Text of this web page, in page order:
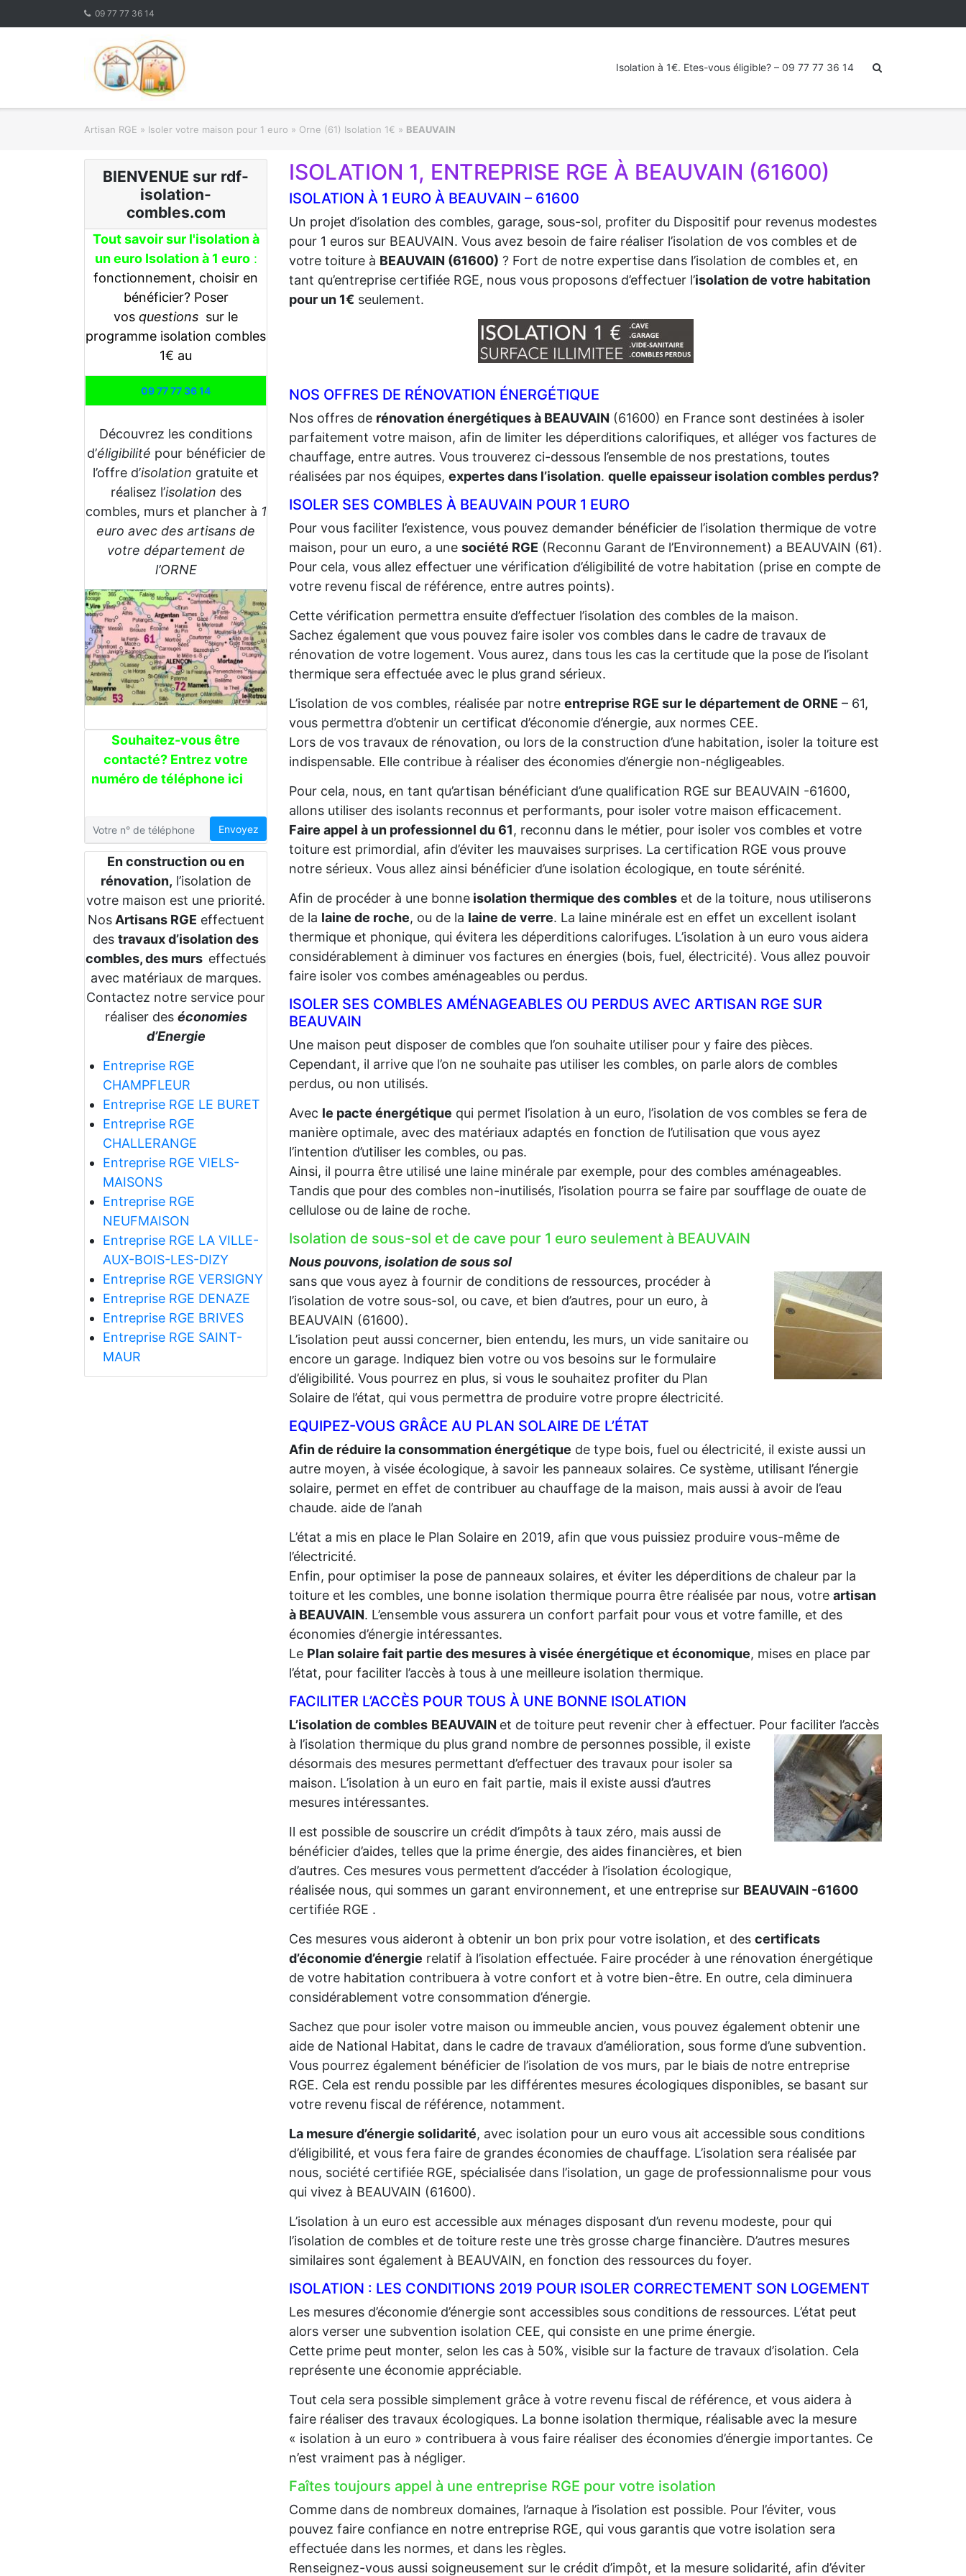
09 77 77 36 14
Isolation à 1€. Etes-vous éligible? – 09 77 77 36 14
Artisan RGE » Isoler votre maison pour 1 euro » Orne (61) Isolation 1€ » BEAUVAIN
BIENVENUE sur rdf-
isolation-
combles.com
Tout savoir sur l'isolation à
un euro Isolation à 1 euro:
fonctionnement, choisir en
bénéficier? Poser
vos questions sur le
programme isolation combles
1€ au
09 77 77 36 14
Découvrez les conditions
d’éligibilité pour bénéficier de
l’offre d’isolation gratuite et
réalisez l’isolation des
combles, murs et plancher à 1
euro avec des artisans de
votre département de
l’ORNE
Souhaitez-vous être
contacté? Entrez votre
numéro de téléphone ici
Envoyez
En construction ou en
rénovation, l’isolation de
votre maison est une priorité.
NosArtisans RGE effectuent
des travaux d’isolation des
combles, des murs effectués
avec matériaux de marques.
Contactez notre service pour
réaliser des économies
d’Energie
Entreprise RGE
CHAMPFLEUR
Entreprise RGE LE BURET
Entreprise RGE
CHALLERANGE
Entreprise RGE VIELS-
MAISONS
Entreprise RGE
NEUFMAISON
Entreprise RGE LA VILLE-
AUX-BOIS-LES-DIZY
Entreprise RGE VERSIGNY
Entreprise RGE DENAZE
Entreprise RGE BRIVES
Entreprise RGE SAINT-
MAUR
ISOLATION 1, ENTREPRISE RGE À BEAUVAIN (61600)
ISOLATION À 1 EURO À BEAUVAIN – 61600
Un projet d’isolation des combles, garage, sous-sol, profiter du Dispositif pour revenus modestes
pour 1 euros sur BEAUVAIN. Vous avez besoin de faire réaliser l’isolation de vos combles et de
votre toiture à BEAUVAIN (61600) ? Fort de notre expertise dans l’isolation de combles et, en
tant qu’entreprise certifiée RGE, nous vous proposons d’effectuer l’isolation de votre habitation
pour un 1€ seulement.
NOS OFFRES DE RÉNOVATION ÉNERGÉTIQUE
Nos offres de rénovation énergétiques à BEAUVAIN (61600) en France sont destinées à isoler
parfaitement votre maison, afin de limiter les déperditions calorifiques, et alléger vos factures de
chauffage, entre autres. Vous trouverez ci-dessous l’ensemble de nos prestations, toutes
réalisées par nos équipes, expertes dans l’isolation. quelle epaisseur isolation combles perdus?
ISOLER SES COMBLES À BEAUVAIN POUR 1 EURO
Pour vous faciliter l’existence, vous pouvez demander bénéficier de l’isolation thermique de votre
maison, pour un euro, a une société RGE (Reconnu Garant de l’Environnement) a BEAUVAIN (61).
Pour cela, vous allez effectuer une vérification d’éligibilité de votre habitation (prise en compte de
votre revenu fiscal de référence, entre autres points).
Cette vérification permettra ensuite d’effectuer l’isolation des combles de la maison.
Sachez également que vous pouvez faire isoler vos combles dans le cadre de travaux de
rénovation de votre logement. Vous aurez, dans tous les cas la certitude que la pose de l’isolant
thermique sera effectuée avec le plus grand sérieux.
L’isolation de vos combles, réalisée par notre entreprise RGE sur le département de ORNE – 61,
vous permettra d’obtenir un certificat d’économie d’énergie, aux normes CEE.
Lors de vos travaux de rénovation, ou lors de la construction d’une habitation, isoler la toiture est
indispensable. Elle contribue à réaliser des économies d’énergie non-négligeables.
Pour cela, nous, en tant qu’artisan bénéficiant d’une qualification RGE sur BEAUVAIN -61600,
allons utiliser des isolants reconnus et performants, pour isoler votre maison efficacement.
Faire appel à un professionnel du 61, reconnu dans le métier, pour isoler vos combles et votre
toiture est primordial, afin d’éviter les mauvaises surprises. La certification RGE vous prouve
notre sérieux. Vous allez ainsi bénéficier d’une isolation écologique, en toute sérénité.
Afin de procéder à une bonne isolation thermique des combles et de la toiture, nous utiliserons
de la laine de roche, ou de la laine de verre. La laine minérale est en effet un excellent isolant
thermique et phonique, qui évitera les déperditions calorifuges. L’isolation à un euro vous aidera
considérablement à diminuer vos factures en énergies (bois, fuel, électricité). Vous allez pouvoir
faire isoler vos combes aménageables ou perdus.
ISOLER SES COMBLES AMÉNAGEABLES OU PERDUS AVEC ARTISAN RGE SUR
BEAUVAIN
Une maison peut disposer de combles que l’on souhaite utiliser pour y faire des pièces.
Cependant, il arrive que l’on ne souhaite pas utiliser les combles, on parle alors de combles
perdus, ou non utilisés.
Avec le pacte énergétique qui permet l’isolation à un euro, l’isolation de vos combles se fera de
manière optimale, avec des matériaux adaptés en fonction de l’utilisation que vous ayez
l’intention d’utiliser les combles, ou pas.
Ainsi, il pourra être utilisé une laine minérale par exemple, pour des combles aménageables.
Tandis que pour des combles non-inutilisés, l’isolation pourra se faire par soufflage de ouate de
cellulose ou de laine de roche.
Isolation de sous-sol et de cave pour 1 euro seulement à BEAUVAIN
Nous pouvons, isolation de sous sol
sans que vous ayez à fournir de conditions de ressources, procéder à
l’isolation de votre sous-sol, ou cave, et bien d’autres, pour un euro, à
BEAUVAIN (61600).
L’isolation peut aussi concerner, bien entendu, les murs, un vide sanitaire ou
encore un garage. Indiquez bien votre ou vos besoins sur le formulaire
d’éligibilité. Vous pourrez en plus, si vous le souhaitez profiter du Plan
Solaire de l’état, qui vous permettra de produire votre propre électricité.
EQUIPEZ-VOUS GRÂCE AU PLAN SOLAIRE DE L’ÉTAT
Afin de réduire la consommation énergétique de type bois, fuel ou électricité, il existe aussi un
autre moyen, à visée écologique, à savoir les panneaux solaires. Ce système, utilisant l’énergie
solaire, permet en effet de contribuer au chauffage de la maison, mais aussi à avoir de l’eau
chaude. aide de l’anah
L’état a mis en place le Plan Solaire en 2019, afin que vous puissiez produire vous-même de
l’électricité.
Enfin, pour optimiser la pose de panneaux solaires, et éviter les déperditions de chaleur par la
toiture et les combles, une bonne isolation thermique pourra être réalisée par nous, votre artisan
à BEAUVAIN. L’ensemble vous assurera un confort parfait pour vous et votre famille, et des
économies d’énergie intéressantes.
Le Plan solaire fait partie des mesures à visée énergétique et économique, mises en place par
l’état, pour faciliter l’accès à tous à une meilleure isolation thermique.
FACILITER L’ACCÈS POUR TOUS À UNE BONNE ISOLATION
L’isolation de combles BEAUVAIN et de toiture peut revenir cher à effectuer. Pour faciliter l’accès
à l’isolation thermique du plus grand nombre de personnes possible, il existe
désormais des mesures permettant d’effectuer des travaux pour isoler sa
maison. L’isolation à un euro en fait partie, mais il existe aussi d’autres
mesures intéressantes.
Il est possible de souscrire un crédit d’impôts à taux zéro, mais aussi de
bénéficier d’aides, telles que la prime énergie, des aides financières, et bien
d’autres. Ces mesures vous permettent d’accéder à l’isolation écologique,
réalisée nous, qui sommes un garant environnement, et une entreprise sur BEAUVAIN -61600
certifiée RGE .
Ces mesures vous aideront à obtenir un bon prix pour votre isolation, et des certificats
d’économie d’énergie relatif à l’isolation effectuée. Faire procéder à une rénovation énergétique
de votre habitation contribuera à votre confort et à votre bien-être. En outre, cela diminuera
considérablement votre consommation d’énergie.
Sachez que pour isoler votre maison ou immeuble ancien, vous pouvez également obtenir une
aide de National Habitat, dans le cadre de travaux d’amélioration, sous forme d’une subvention.
Vous pourrez également bénéficier de l’isolation de vos murs, par le biais de notre entreprise
RGE. Cela est rendu possible par les différentes mesures écologiques disponibles, se basant sur
votre revenu fiscal de référence, notamment.
La mesure d’énergie solidarité, avec isolation pour un euro vous ait accessible sous conditions
d’éligibilité, et vous fera faire de grandes économies de chauffage. L’isolation sera réalisée par
nous, société certifiée RGE, spécialisée dans l’isolation, un gage de professionnalisme pour vous
qui vivez à BEAUVAIN (61600).
L’isolation à un euro est accessible aux ménages disposant d’un revenu modeste, pour qui
l’isolation de combles et de toiture reste une très grosse charge financière. D’autres mesures
similaires sont également à BEAUVAIN, en fonction des ressources du foyer.
ISOLATION : LES CONDITIONS 2019 POUR ISOLER CORRECTEMENT SON LOGEMENT
Les mesures d’économie d’énergie sont accessibles sous conditions de ressources. L’état peut
alors verser une subvention isolation CEE, qui consiste en une prime énergie.
Cette prime peut monter, selon les cas à 50%, visible sur la facture de travaux d’isolation. Cela
représente une économie appréciable.
Tout cela sera possible simplement grâce à votre revenu fiscal de référence, et vous aidera à
faire réaliser des travaux écologiques. La bonne isolation thermique, réalisable avec la mesure
« isolation à un euro » contribuera à vous faire réaliser des économies d’énergie importantes. Ce
n’est vraiment pas à négliger.
Faîtes toujours appel à une entreprise RGE pour votre isolation
Comme dans de nombreux domaines, l’arnaque à l’isolation est possible. Pour l’éviter, vous
pouvez faire confiance en notre entreprise RGE, qui vous garantis que votre isolation sera
effectuée dans les normes, et dans les règles.
Renseignez-vous aussi soigneusement sur le crédit d’impôt, et la mesure solidarité, afin d’éviter